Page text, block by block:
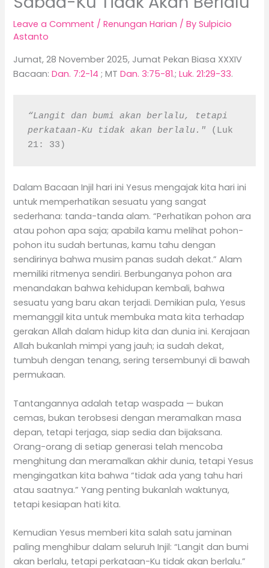
Leave a Comment /Renungan Harian / BySulpicio
Astanto
Jumat, 28 November 2025, Jumat Pekan Biasa XXXIV
Bacaan:Dan. 7:2-14 ; MTDan. 3:75-81.;Luk. 21:29-33.
“Langit dan bumi akan berlalu, tetapi
perkataan-Ku tidak akan berlalu."
(Luk
21: 33)
Dalam Bacaan Injil hari ini Yesus mengajak kita hari ini
untuk memperhatikan sesuatu yang sangat
sederhana: tanda-tanda alam. “Perhatikan pohon ara
atau pohon apa saja; apabila kamu melihat pohon-
pohon itu sudah bertunas, kamu tahu dengan
sendirinya bahwa musim panas sudah dekat.” Alam
memiliki ritmenya sendiri. Berbunganya pohon ara
menandakan bahwa kehidupan kembali, bahwa
sesuatu yang baru akan terjadi. Demikian pula, Yesus
memanggil kita untuk membuka mata kita terhadap
gerakan Allah dalam hidup kita dan dunia ini. Kerajaan
Allah bukanlah mimpi yang jauh; ia sudah dekat,
tumbuh dengan tenang, sering tersembunyi di bawah
permukaan.
Tantangannya adalah tetap waspada — bukan
cemas, bukan terobsesi dengan meramalkan masa
depan, tetapi terjaga, siap sedia dan bijaksana.
Orang-orang di setiap generasi telah mencoba
menghitung dan meramalkan akhir dunia, tetapi Yesus
mengingatkan kita bahwa “tidak ada yang tahu hari
atau saatnya.” Yang penting bukanlah waktunya,
tetapi kesiapan hati kita.
Kemudian Yesus memberi kita salah satu jaminan
paling menghibur dalam seluruh Injil: “Langit dan bumi
akan berlalu, tetapi perkataan-Ku tidak akan berlalu.”